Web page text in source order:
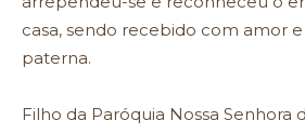
casa, sendo recebido com amor
paterna.
Filho da Paróquia Nossa Senhora